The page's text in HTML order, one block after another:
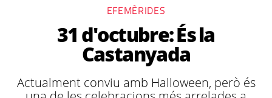
EFEMÈRIDES
31 d'octubre: És la
Castanyada
Actualment conviu amb Halloween, però és